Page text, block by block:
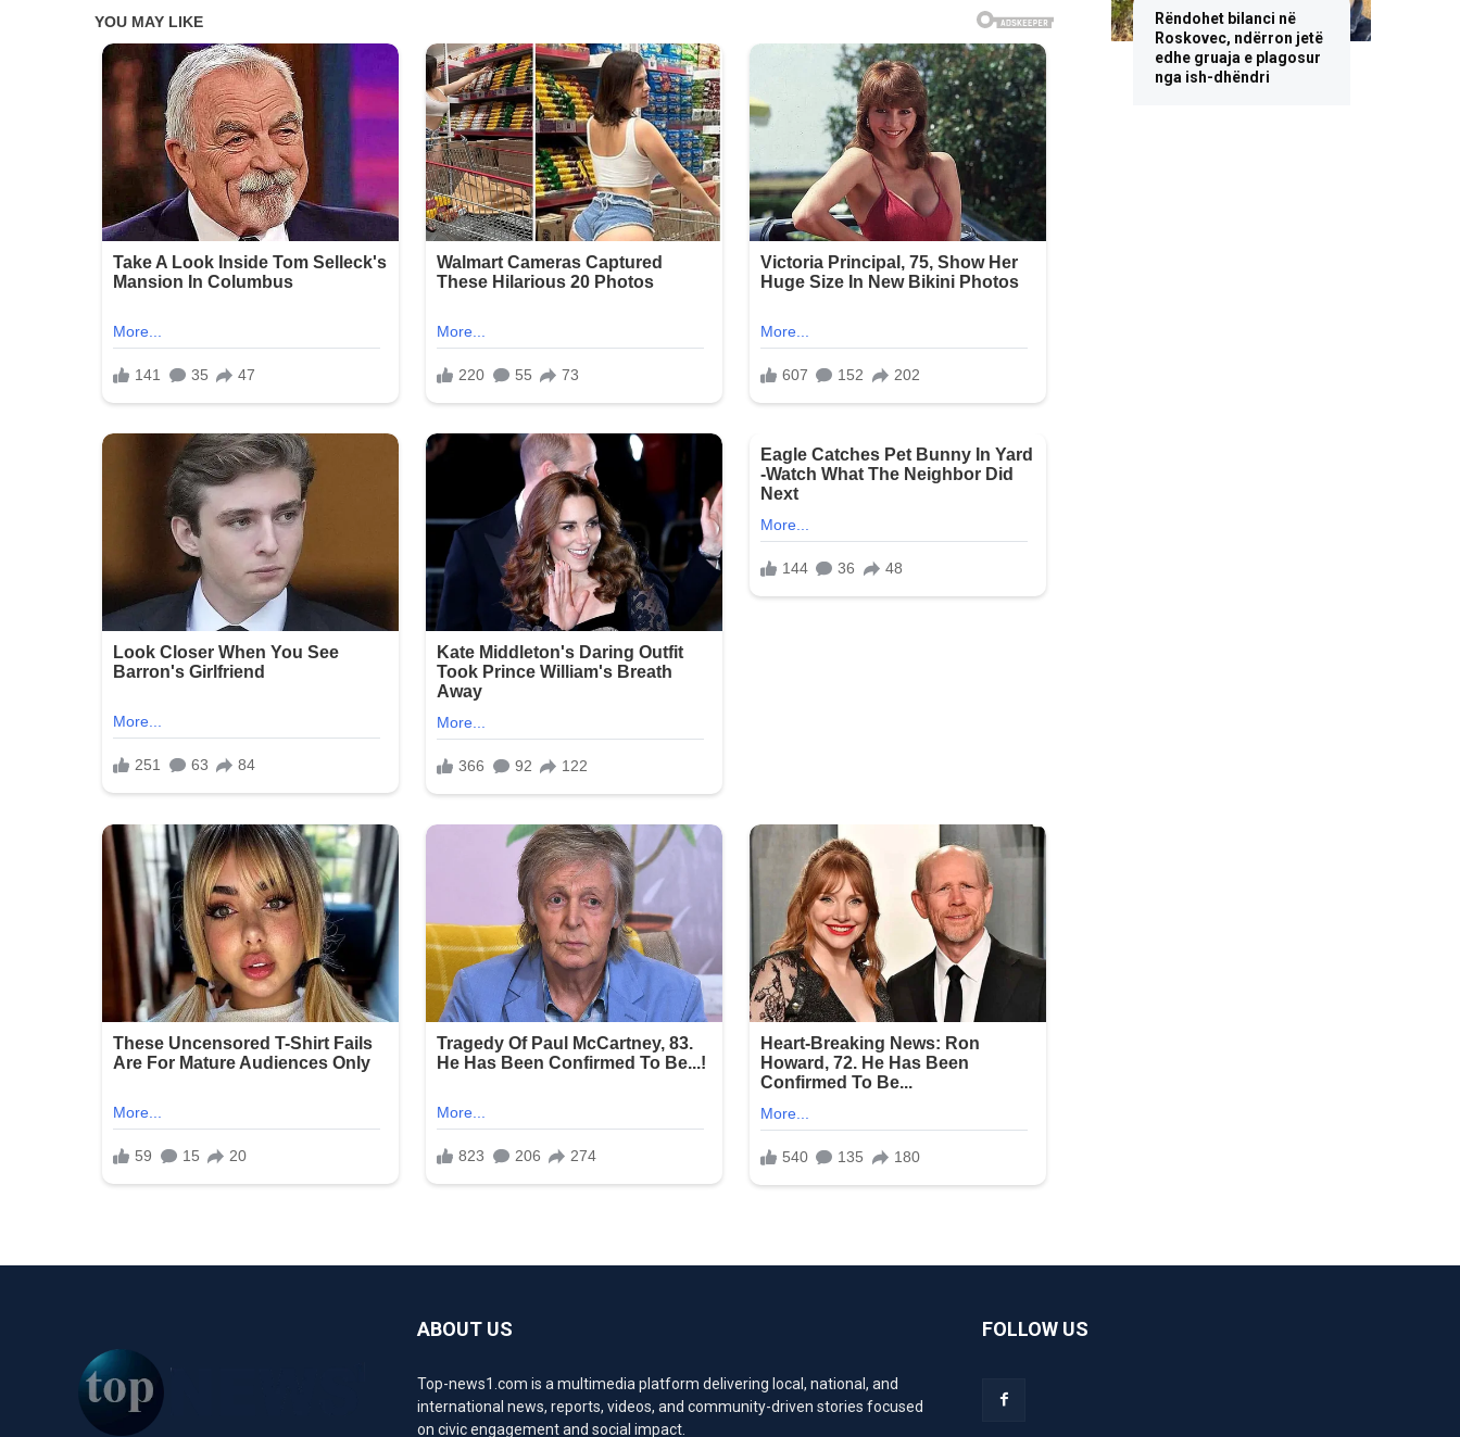
Rëndohet bilanci në
Roskovec, ndërron jetë
edhe gruaja e plagosur
nga ish-dhëndri
ABOUT US
Top-news1.com is a multimedia platform delivering local, national, and
international news, reports, videos, and community-driven stories focused
on civic engagement and social impact.
FOLLOW US